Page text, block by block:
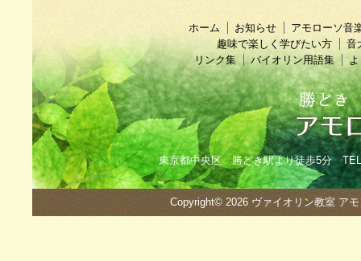
ホーム お知らせ
アモローソ音
趣味で楽しく学びたい方
音
リンク集
バイオリン用語集
東京都中央区 勝どき駅より徒歩5分
Copyright© 2026 ヴァイオリン教室 ア